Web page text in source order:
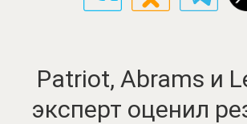
Patriot, Abrams и
эксперт оценил